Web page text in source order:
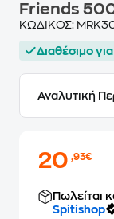
Friends
ΚΩΔΙΚΟΣ:
Διαθέσιμο
Αναλυτική
20,93€
Πωλείται
Spitishop